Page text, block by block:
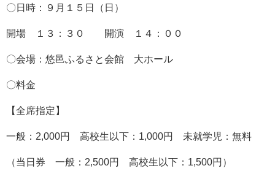
〇日時：９月１５日（日）
開場 １３：３０ 開演 １４：００
〇会場：悠邑ふるさと会館 大ホール
〇料金
【全席指定】
一般：2,000円 高校生以下：1,000円 未就学児：無料
（当日券 一般：2,500円 高校生以下：1,500円）